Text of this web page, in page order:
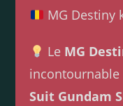
MG Destiny
Le MG
incontournable
Suit Gundam